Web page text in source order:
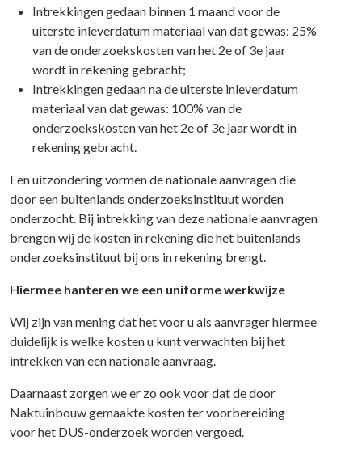
Intrekkingen gedaan binnen 1 maand voor de
uiterste inleverdatum materiaal van dat gewas: 25%
van de onderzoekskosten van het 2e of 3e jaar
wordt in rekening gebracht;
Intrekkingen gedaan na de uiterste inleverdatum
materiaal van dat gewas: 100% van de
onderzoekskosten van het 2e of 3e jaar wordt in
rekening gebracht.
Een uitzondering vormen de nationale aanvragen die
door een buitenlands onderzoeksinstituut worden
onderzocht. Bij intrekking van deze nationale aanvragen
brengen wij de kosten in rekening die het buitenlands
onderzoeksinstituut bij ons in rekening brengt.
Hiermee hanteren we een uniforme werkwijze
Wij zijn van mening dat het voor u als aanvrager hiermee
duidelijk is welke kosten u kunt verwachten bij het
intrekken van een nationale aanvraag.
Daarnaast zorgen we er zo ook voor dat de door
Naktuinbouw gemaakte kosten ter voorbereiding
voor het DUS-onderzoek worden vergoed.